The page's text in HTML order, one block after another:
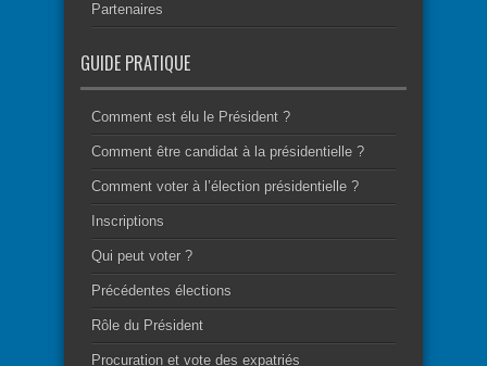
Partenaires
GUIDE PRATIQUE
Comment est élu le Président ?
Comment être candidat à la présidentielle ?
Comment voter à l’élection présidentielle ?
Inscriptions
Qui peut voter ?
Précédentes élections
Rôle du Président
Procuration et vote des expatriés